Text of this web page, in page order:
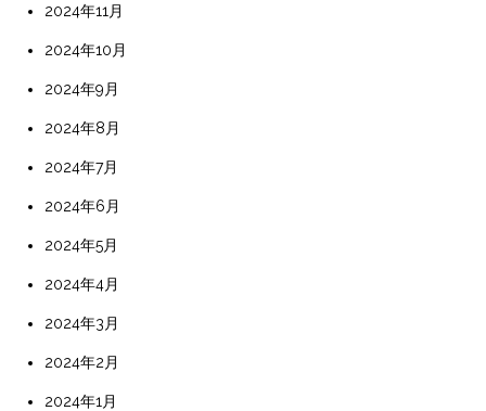
2024年11月
2024年10月
2024年9月
2024年8月
2024年7月
2024年6月
2024年5月
2024年4月
2024年3月
2024年2月
2024年1月